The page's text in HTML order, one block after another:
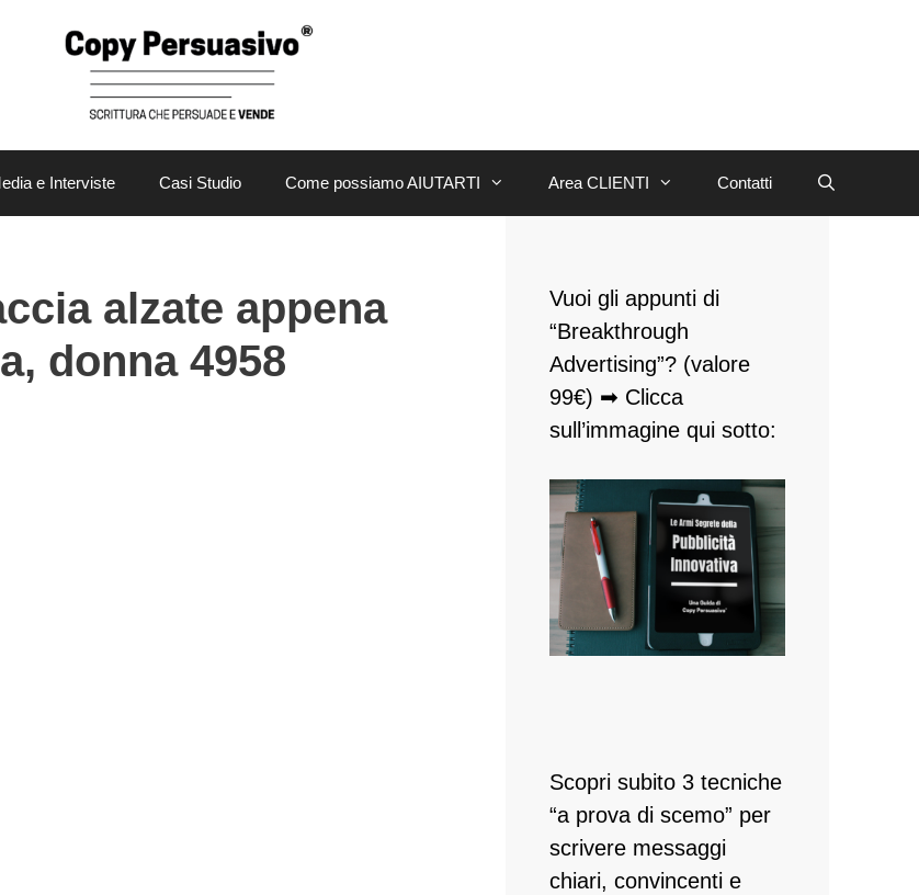
e Interviste Casi Studio Come possiamo AIUTARTI Area CLIENTI Contatti
alzate appena
donna 4958
Vuoi gli appunti di
“Breakthrough
Advertising”? (valore
99€) ➡ Clicca
sull’immagine qui sotto:
Scopri subito 3 tecniche
“a prova di scemo” per
scrivere messaggi
chiari, convincenti e